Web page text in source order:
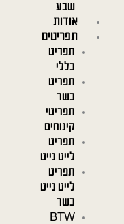
שבע
אודות
תפריטים
תפריט
כללי
תפריט
כשר
תפריטי
קינוחים
תפריט
לייט נייט
תפריט
לייט נייט
כשר
BTW